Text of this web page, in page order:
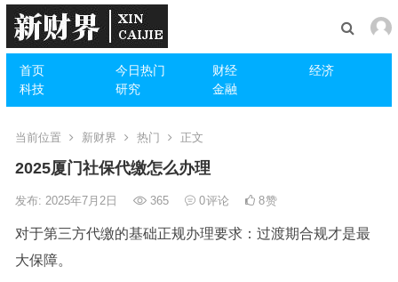
首页 今日热门 财经
经济
科技
研究 金融
当前位置 新财界 热门 正文
2025厦门社保代缴怎么办理
发布: 2025年7月2日 365 0评论 8赞
对于第三方代缴的基础正规办理要求：过渡期合规才是最
大保障。